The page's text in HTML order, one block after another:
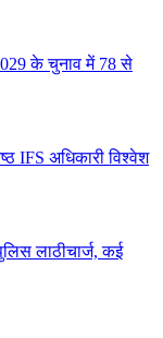
के चुनाव में 78 से
IFS अधिकारी विश्वेश
लाठीचार्ज, कई